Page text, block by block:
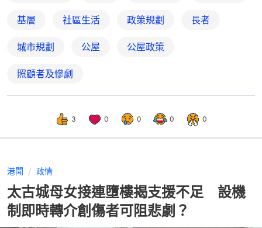
基層 社區生活 政策規劃 長者
城市規劃 公屋 公屋政策
照顧者及慘劇
3 0 0 0 0
港聞 政情
太古城母女接連墮樓揭支援不足 設機
制即時轉介創傷者可阻悲劇？